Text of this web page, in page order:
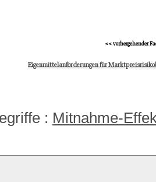
<< vorhergehender
Eigenmittelanforderungen für
: Mitnahme-